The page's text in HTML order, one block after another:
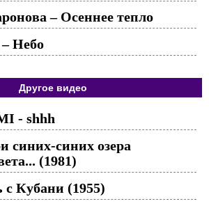
– Осеннее тепло
Небо
Другое видео
- shhh
синих-синих озера
(1981)
с Кубани (1955)